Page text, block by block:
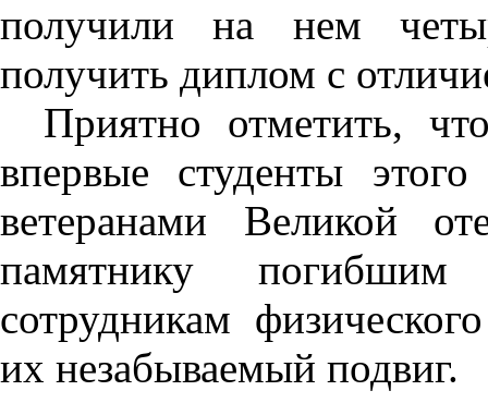
получили на нем
получить диплом с
Приятно отметить,
впервые студенты
ветеранами Великой
памятнику
сотрудникам
их незабываемый подвиг.